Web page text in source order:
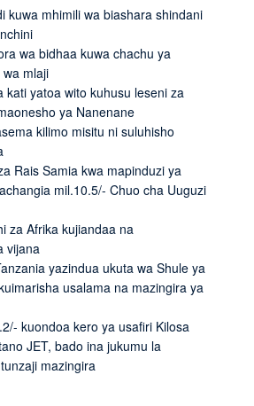
kuwa mhimili wa biashara shindani
wa bidhaa kuwa chachu ya
mlaji
kati yatoa wito kuhusu leseni za
ya Nanenane
kilimo misitu ni suluhisho
Rais Samia kwa mapinduzi ya
mil.10.5/- Chuo cha Uuguzi
za Afrika kujiandaa na
vijana
yazindua ukuta wa Shule ya
usalama na mazingira ya
kuondoa kero ya usafiri Kilosa
JET, bado ina jukumu la
mazingira